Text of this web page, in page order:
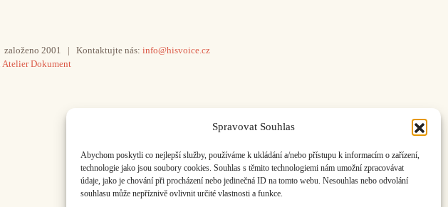
Spravovat Souhlas
Abychom poskytli co nejlepší služby, používáme k ukládání a/nebo přístupu k informacím o zařízení,
technologie jako jsou soubory cookies. Souhlas s těmito technologiemi nám umožní zpracovávat
údaje, jako je chování při procházení nebo jedinečná ID na tomto webu. Nesouhlas nebo odvolání
souhlasu může nepříznivě ovlivnit určité vlastnosti a funkce.
2001 | Kontaktujte nás: info@hisvoice.cz
Atelier Dokument